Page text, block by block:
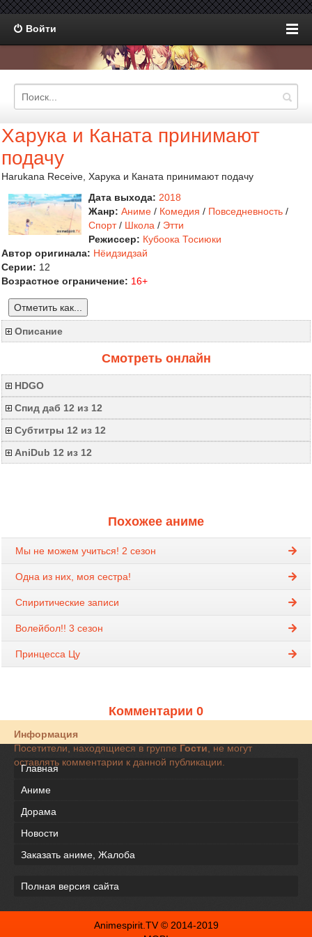
Войти
Харука и Каната принимают
подачу
Harukana Receive, Харука и Каната принимают подачу
Дата выхода: 2018
Жанр: Аниме / Комедия / Повседневность /
Спорт/ Школа / Этти
Режиссер: Кубоока Тосиюки
Автор оригинала: Нёидзидзай
Серии: 12
Возрастное ограничение: 16+
Отметить как...
Описание
Смотреть онлайн
HDGO
Спид даб 12 из 12
Субтитры 12 из 12
AniDub 12 из 12
Похожее аниме
Мы не можем учиться! 2 сезон
Одна из них, моя сестра!
Спиритические записи
Волейбол!! 3 сезон
Принцесса Цу
Комментарии 0
Информация
Посетители, находящиеся в группе Гости , не могут
оставлять комментарии к данной публикации.
Главная
Аниме
Дорама
Новости
Заказать аниме, Жалоба
Полная версия сайта
Animespirit.TV © 2014-2019